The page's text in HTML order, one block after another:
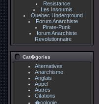
Resistance
Les Insoumis
Quebec Underground
Forum Anarchiste
Pirate-Punk
forum Anarchiste
Revolutionnaire
Cat�gories
Alternatives
Anarchisme
Anglais
Appel
Autres
Citations
�cologie